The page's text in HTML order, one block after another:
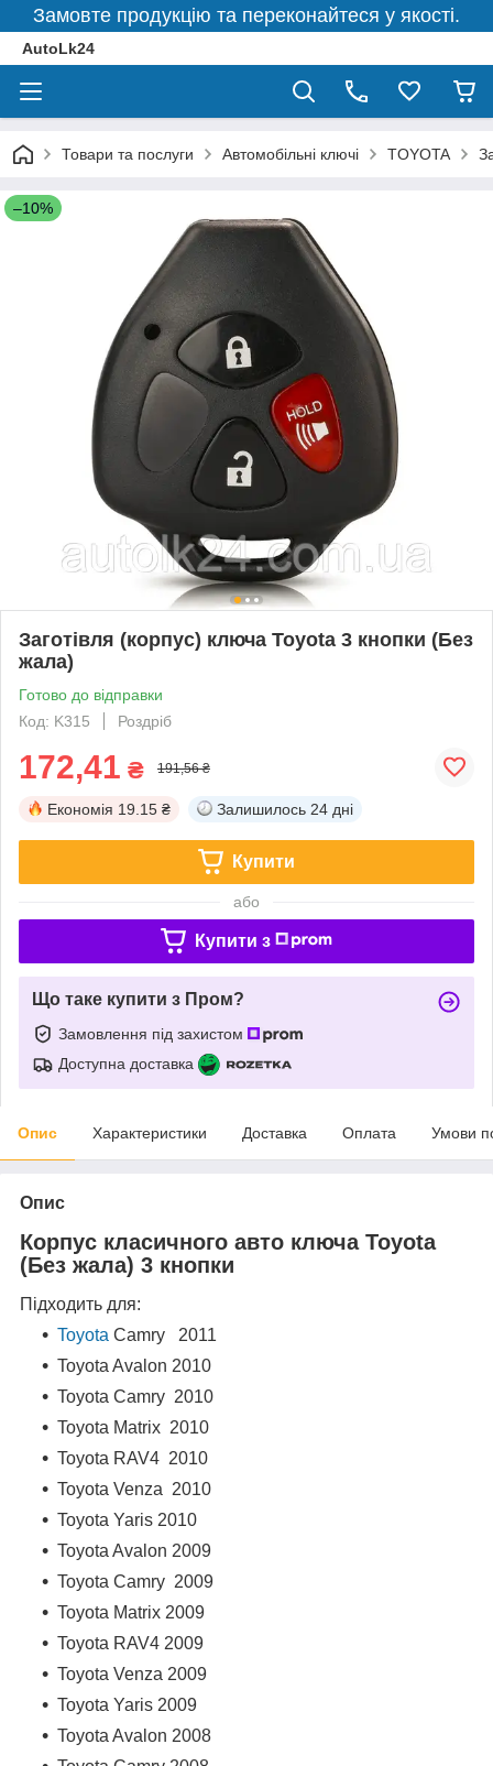
Замовте продукцію та переконайтеся у якості.
AutoLk24
Товари та послуги Автомобільні ключі TOYOTA
–10%
Заготівля (корпус) ключа Toyota 3 кнопки (Без
жала)
Готово до відправки
Код: K315
Роздріб
172,41 ₴ 191,56 ₴
Економія 19.15 ₴ Залишилось 24 дні
Купити
або
Купити з
Що таке купити з Пром?
Замовлення під захистом
Доступна доставка
Опис Характеристики Доставка Оплата Умови
Опис
Корпус класичного авто ключа Toyota
(Без жала) 3 кнопки
Підходить для:
Toyota Camry 2011
Toyota Avalon 2010
Toyota Camry 2010
Toyota Matrix 2010
Toyota RAV4 2010
Toyota Venza 2010
Toyota Yaris 2010
Toyota Avalon 2009
Toyota Camry 2009
Toyota Matrix 2009
Toyota RAV4 2009
Toyota Venza 2009
Toyota Yaris 2009
Toyota Avalon 2008